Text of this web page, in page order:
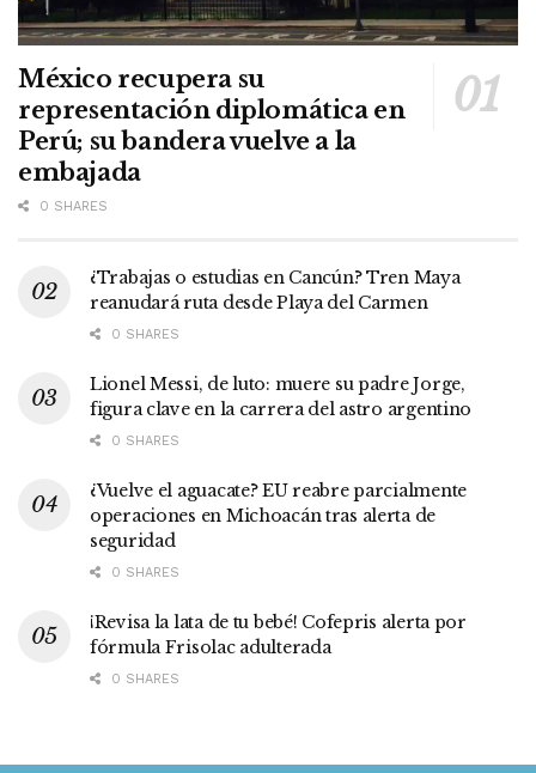
México recupera su
representación diplomática en
Perú; su bandera vuelve a la
embajada
0 SHARES
¿Trabajas o estudias en Cancún? Tren Maya
reanudará ruta desde Playa del Carmen
0 SHARES
Lionel Messi, de luto: muere su padre Jorge,
figura clave en la carrera del astro argentino
0 SHARES
¿Vuelve el aguacate? EU reabre parcialmente
operaciones en Michoacán tras alerta de
seguridad
0 SHARES
¡Revisa la lata de tu bebé! Cofepris alerta por
fórmula Frisolac adulterada
0 SHARES